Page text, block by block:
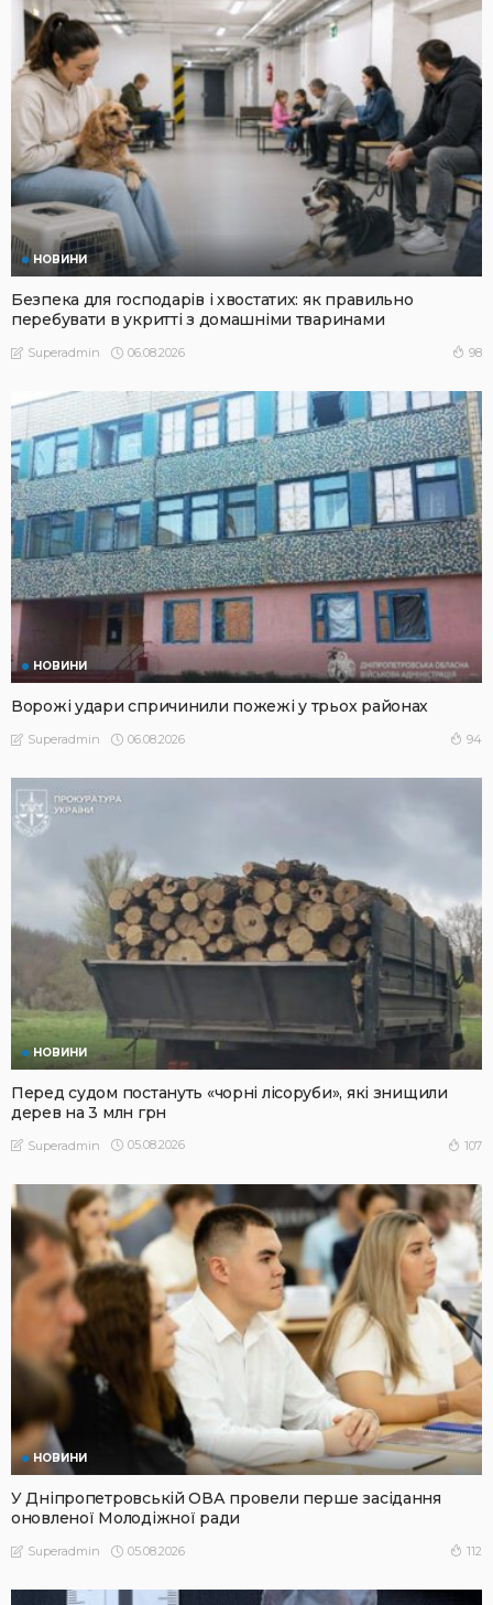
НОВИНИ
Безпека для господарів і хвостатих: як правильно
перебувати в укритті з домашніми тваринами
Superadmin 06.08.2026 98
НОВИНИ
Ворожі удари спричинили пожежі у трьох районах
Superadmin 06.08.2026 94
НОВИНИ
Перед судом постануть «чорні лісоруби», які знищили
дерев на 3 млн грн
Superadmin 05.08.2026 107
НОВИНИ
У Дніпропетровській ОВА провели перше засідання
оновленої Молодіжної ради
Superadmin 05.08.2026 112